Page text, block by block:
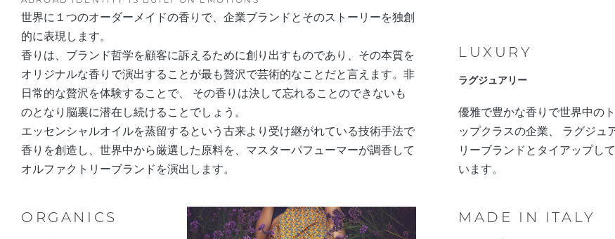
世界に１つのオーダーメイドの香りで、企業ブランドとそのストーリーを独創
的に表現します。
香りは、ブランド哲学を顧客に訴えるために創り出すものであり、その本質を
オリジナルな香りで演出することが最も贅沢で芸術的なことだと言えます。非
日常的な贅沢を体験することで、 その香りは決して忘れることのできないも
のとなり脳裏に潜在し続けることでしょう。
エッセンシャルオイルを蒸留するという古来より受け継がれている技術手法で
香りを創造し、世界中から厳選した原料を、マスターパフューマーが調香して
オルファクトリーブランドを演出します。
LUXURY
ラグジュアリー
優雅で豊かな香りで世界中のト
ップクラスの企業、 ラグジュ
リーブランドとタイアップして
います。
ORGANICS MADE IN ITALY